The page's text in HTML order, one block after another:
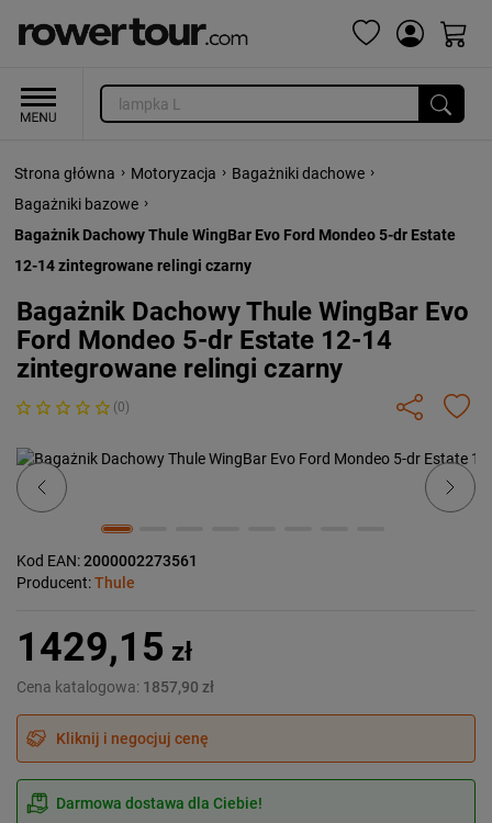
Strona główna › Motoryzacja › Bagażniki dachowe ›
Bagażniki bazowe ›
Bagażnik Dachowy Thule WingBar Evo Ford Mondeo 5-dr Estate
12-14 zintegrowane relingi czarny
Bagażnik Dachowy Thule WingBar Evo
Ford Mondeo 5-dr Estate 12-14
zintegrowane relingi czarny
(0)
Previous Next
Kod EAN:2000002273561
Producent:Thule
1429,15 zł
Cena katalogowa: 1857,90 zł
Kliknij i negocjuj cenę
Darmowa dostawa dla Ciebie!